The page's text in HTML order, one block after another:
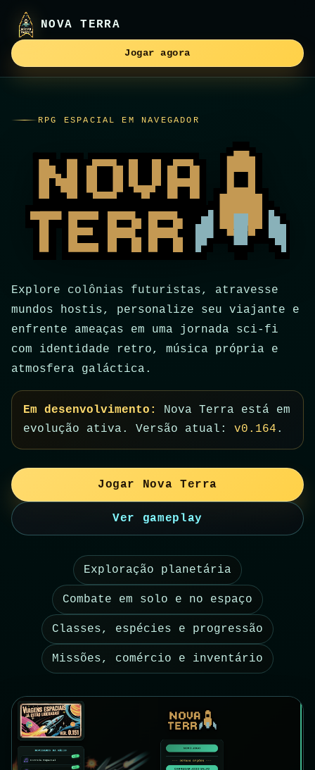
NOVA TERRA
Jogar agora
RPG ESPACIAL EM NAVEGADOR
Explore colônias futuristas, atravesse
mundos hostis, personalize seu viajante e
enfrente ameaças em uma jornada sci-fi
com identidade retro, música própria e
atmosfera galáctica.
Em desenvolvimento:
Nova Terra está em
evolução ativa. Versão atual: v0.164 .
Jogar Nova Terra
Ver gameplay
Exploração planetária
Combate em solo e no espaço
Classes, espécies e progressão
Missões, comércio e inventário